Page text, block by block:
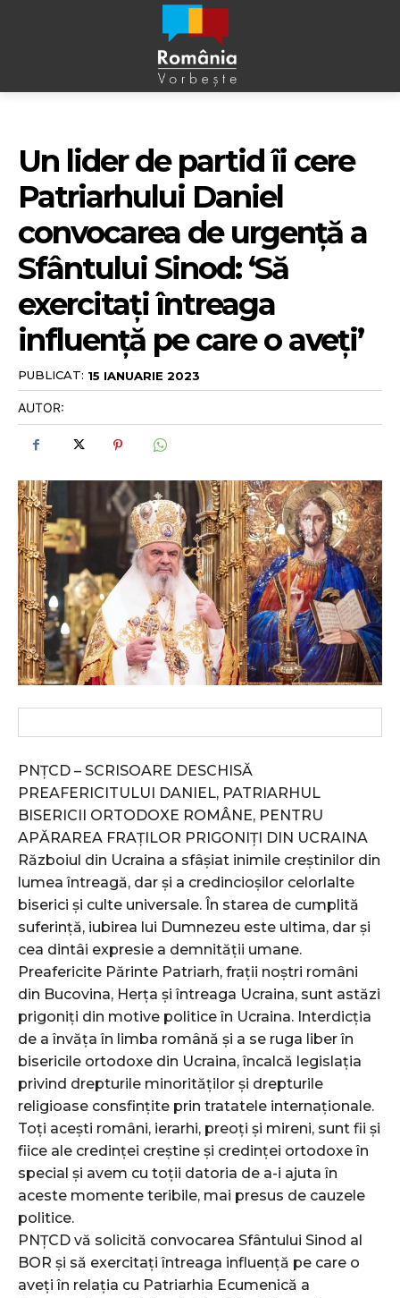
Un lider de partid îi cere
Patriarhului Daniel
convocarea de urgență a
Sfântului Sinod: ‘Să
exercitați întreaga
influență pe care o aveți’
PUBLICAT: 15 IANUARIE 2023
AUTOR:
PNȚCD – SCRISOARE DESCHISĂ
PREAFERICITULUI DANIEL, PATRIARHUL
BISERICII ORTODOXE ROMÂNE, PENTRU
APĂRAREA FRAȚILOR PRIGONIȚI DIN UCRAINA
Războiul din Ucraina a sfâșiat inimile creștinilor din
lumea întreagă, dar și a credincioșilor celorlalte
biserici și culte universale. În starea de cumplită
suferință, iubirea lui Dumnezeu este ultima, dar și
cea dintâi expresie a demnității umane.
Preafericite Părinte Patriarh, frații noștri români
din Bucovina, Herța și întreaga Ucraina, sunt astăzi
prigoniți din motive politice în Ucraina. Interdicția
de a învăța în limba română și a se ruga liber în
bisericile ortodoxe din Ucraina, încalcă legislația
privind drepturile minorităților și drepturile
religioase consfințite prin tratatele internaționale.
Toți acești români, ierarhi, preoți și mireni, sunt fii și
fiice ale credinței creștine și credinței ortodoxe în
special și avem cu toții datoria de a-i ajuta în
aceste momente teribile, mai presus de cauzele
politice.
PNȚCD vă solicită convocarea Sfântului Sinod al
BOR și să exercitați întreaga influență pe care o
aveți în relația cu Patriarhia Ecumenică a